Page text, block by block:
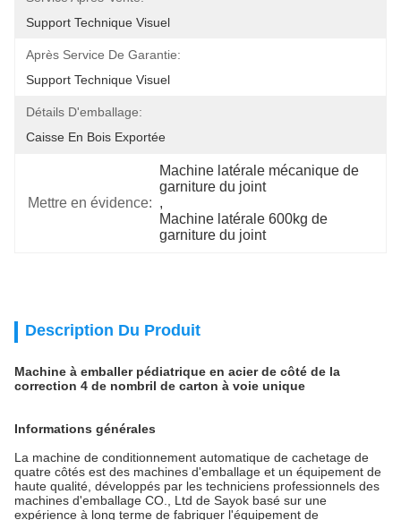
Support Technique Visuel
Après Service De Garantie:
Support Technique Visuel
Détails D'emballage:
Caisse En Bois Exportée
Mettre en évidence:
Machine latérale mécanique de
garniture du joint
,
Machine latérale 600kg de
garniture du joint
Description Du Produit
Machine à emballer pédiatrique en acier de côté de la
correction 4 de nombril de carton à voie unique
Informations générales
La machine de conditionnement automatique de cachetage de
quatre côtés est des machines d'emballage et un équipement de
haute qualité, développés par les techniciens professionnels des
machines d'emballage CO., Ltd de Sayok basé sur une
expérience à long terme de fabriquer l'équipement de